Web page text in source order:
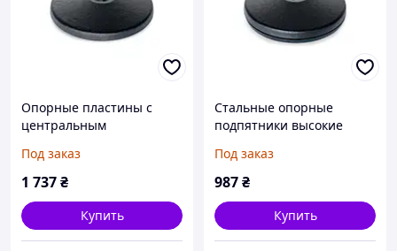
Опорные пластины с
центральным
высокие нагрузки GN
37.1-125-R25-A
Под заказ
1 737₴
Купить
Стальные опорные
подпятники высокие
B
Под заказ
987₴
Купить